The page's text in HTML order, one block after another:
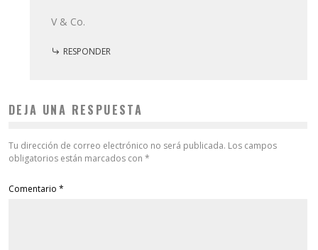
V & Co.
RESPONDER
DEJA UNA RESPUESTA
Tu dirección de correo electrónico no será publicada. Los campos
obligatorios están marcados con *
Comentario *